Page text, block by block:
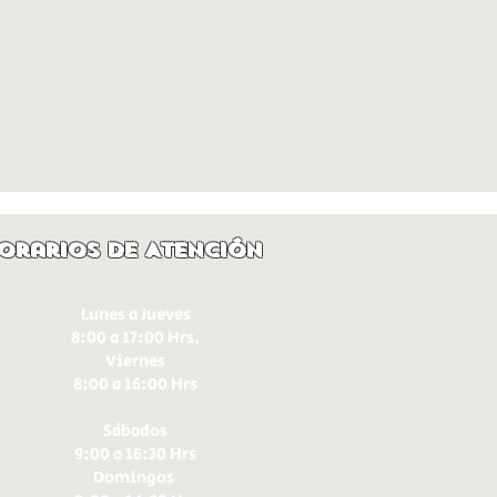
de Atención
Lunes a Jueves
8:00 a 17:00 Hrs.
Viernes
8:00 a 16:00 Hrs​
Sábados
9:00 a 16:30 Hrs
Domingos